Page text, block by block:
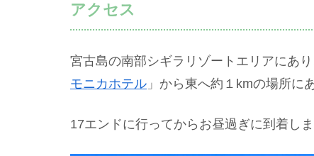
アクセス
宮古島の南部シギラリゾートエリアにあ
モニカホテル 」から東へ約１kmの場所に
17エンドに行ってからお昼過ぎに到着しま